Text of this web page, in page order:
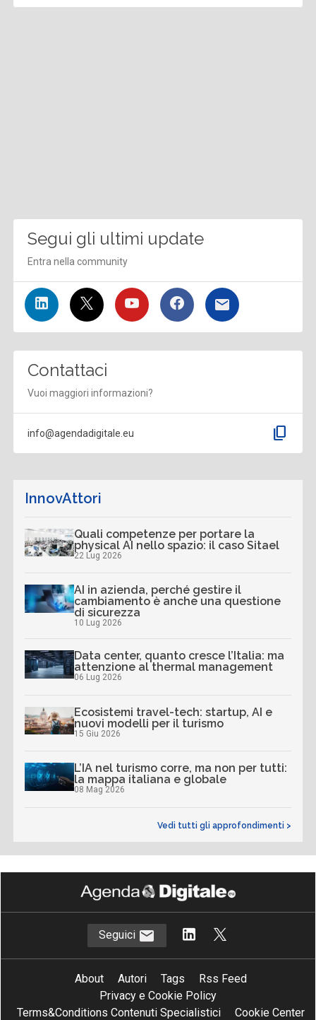
Segui gli ultimi update
Entra nella community
Contattaci
Vuoi maggiori informazioni?
info@agendadigitale.eu content_copy
InnovAttori
Quali competenze per portare la
physical AI nello spazio: il caso Sitael
22 Lug 2026
AI in azienda, perché gestire il
cambiamento è anche una questione
di sicurezza
10 Lug 2026
Data center, quanto cresce l’Italia: ma
attenzione al thermal management
06 Lug 2026
Ecosistemi travel-tech: startup, AI e
nuovi modelli per il turismo
15 Giu 2026
L’IA nel turismo corre, ma non per tutti:
la mappa italiana e globale
08 Mag 2026
Vedi tutti gli approfondimenti >
Seguici
About Autori Tags
Rss Feed
Privacy e Cookie Policy
Terms&Conditions Contenuti Specialistici
Cookie Center